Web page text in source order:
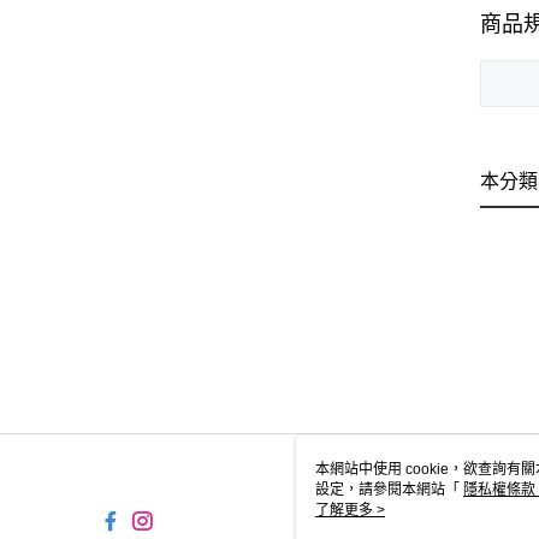
商品
本分
本網站中使用 cookie，欲查詢有
設定，請參閱本網站「 隱私權條款
使用 cookie。
了解更多 >